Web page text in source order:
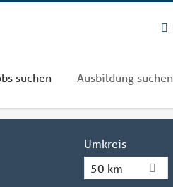
suchen Ausbildung suchen
Umkreis
50 km